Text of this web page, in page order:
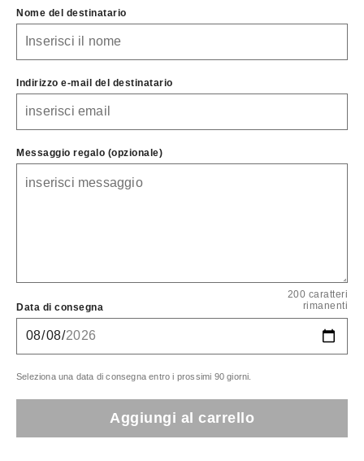
Nome del destinatario
Indirizzo e-mail del destinatario
Messaggio regalo (opzionale)
200 caratteri
rimanenti
Data di consegna
Seleziona una data di consegna entro i prossimi 90 giorni.
Aggiungi al carrello